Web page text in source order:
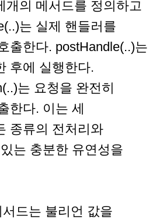
개의 메서드를 정의하고
는 실제 핸들러를
출한다. postHandle(..)는
후에 실행한다.
는 요청을 완전히
한다. 이는 세
종류의 전처리와
는 충분한 유연성을
드는 불리언 값을